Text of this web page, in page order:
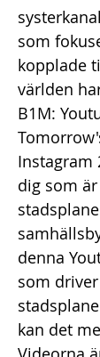
som
kopplade
världen
B1M:
Instagram
dig som
denna
som
kan det